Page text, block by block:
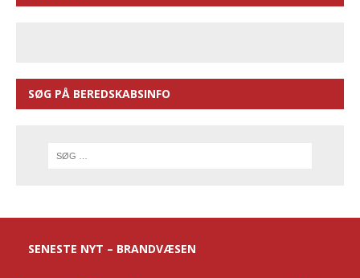
SØG PÅ BEREDSKABSINFO
SENESTE NYT – BRANDVÆSEN